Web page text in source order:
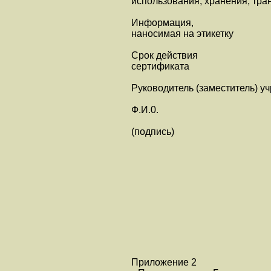
Информация,
наносимая на этикетку
Срок действия
сертификата
Руководитель (заместитель)
Ф.И.0.
(подпись)
Приложение 2